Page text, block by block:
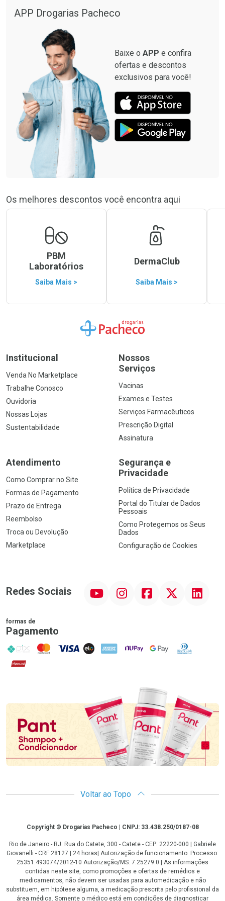
APP Drogarias Pacheco
Baixe o APP e confira
ofertas e descontos
exclusivos para você!
Os melhores descontos você encontra aqui
PBM
Laboratórios
Saiba Mais >
DermaClub
Saiba Mais >
Ir para a Home
Institucional
Venda No Marketplace
Trabalhe Conosco
Ouvidoria
Nossas Lojas
Sustentabilidade
Nossos
Serviços
Vacinas
Exames e Testes
Serviços Farmacêuticos
Prescrição Digital
Assinatura
Atendimento
Como Comprar no Site
Formas de Pagamento
Prazo de Entrega
Reembolso
Troca ou Devolução
Marketplace
Segurança e
Privacidade
Política de Privacidade
Portal do Titular de Dados
Pessoais
Como Protegemos os Seus
Dados
Configuração de Cookies
Redes Sociais InstagramFacebook Linkedin
formas de
Pagamento
PIX MasterCard
VISA ELO AMEX NuPay Google PayDiners Club
Hipercard
Promoção em Destaque
Voltar ao Topo
CopyrightCopyright © Drogarias Pacheco | CNPJ: 33.438.250/0187-08
Rio de Janeiro - RJ: Rua do Catete, 300 - Catete - CEP: 22220-000 | Gabriele
Giovanelli - CRF 28127 | 24 horas| Autorização de funcionamento: Processo:
25351.493074/2012-10 Autorização/MS: 7.25279.0 | As informações
contidas neste site, como promoções e ofertas de remédios e
medicamentos, não devem ser usadas para automedicação e não
substituem, em hipótese alguma, a medicação prescrita pelo profissional da
área médica. Somente o médico está em condições de diagnosticar